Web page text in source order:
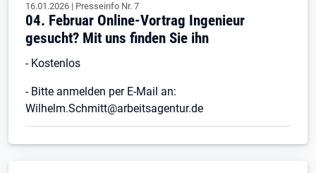
16.01.2026 | Presseinfo Nr. 7
04. Februar Online-Vortrag Ingenieur
gesucht? Mit uns finden Sie ihn
- Kostenlos
- Bitte anmelden per E-Mail an:
Wilhelm.Schmitt@arbeitsagentur.de